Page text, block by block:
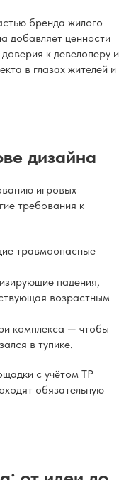
бренда жилого
добавляет ценности
к девелоперу и
в глазах жителей и
дизайна
игровых
требования к
травмоопасные
падения,
возрастным
комплекса — чтобы
в тупике.
с учётом ТР
обязательную